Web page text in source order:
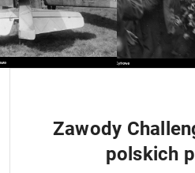
Zawody
polskich